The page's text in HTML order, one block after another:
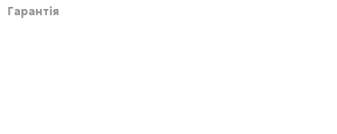
Гарантія